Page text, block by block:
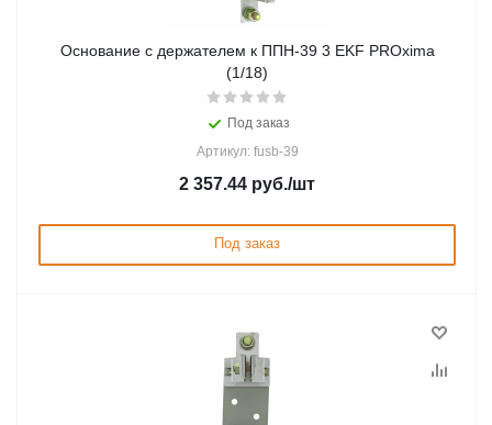
Основание с держателем к ППН-39 3 EKF PROxima
(1/18)
Под заказ
Артикул: fusb-39
2 357.44 руб./шт
Под заказ